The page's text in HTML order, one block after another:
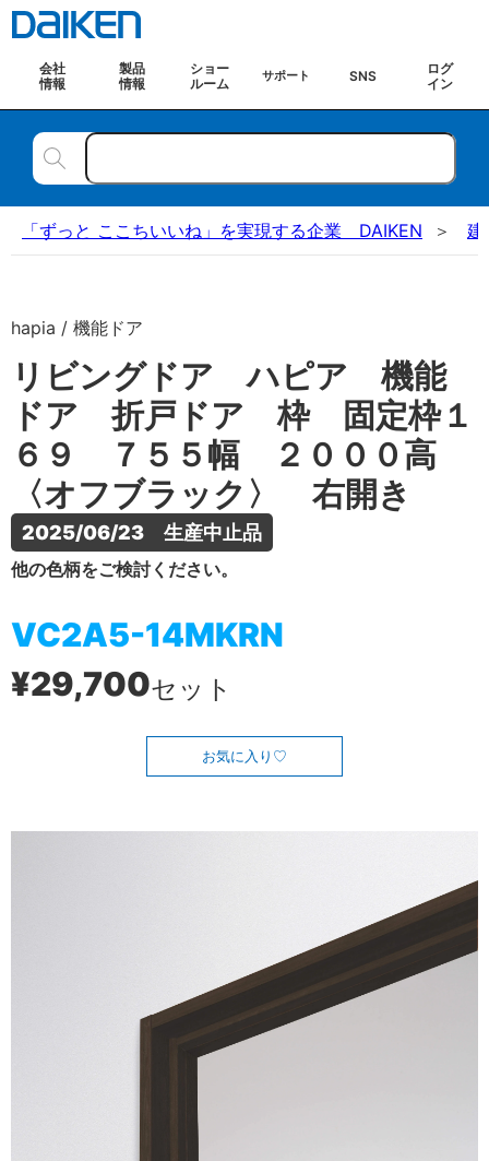
会社
情報
製品
情報
ショー
ルーム
サポート SNS
ログ
イン
「ずっと ここちいいね」を実現する企業 DAIKEN 建
hapia / 機能ドア
リビングドア ハピア 機能
ドア 折戸ドア 枠 固定枠１
６９ ７５５幅 ２０００高
〈オフブラック〉 右開き
2025/06/23　生産中止品
他の色柄をご検討ください。
VC2A5-14MKRN
¥29,700セット
お気に入り